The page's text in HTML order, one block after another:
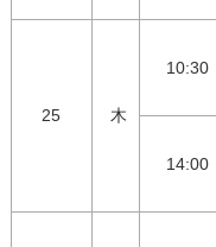
25 木
10:30
14:00